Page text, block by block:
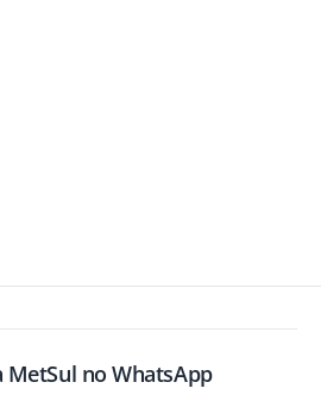
MetSul no WhatsApp